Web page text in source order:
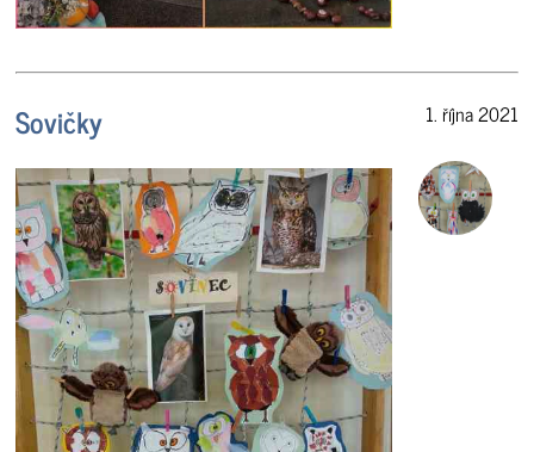
Sovičky 1. října 2021